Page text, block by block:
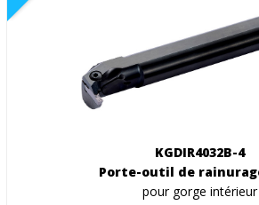
KGDIR4032B-4
Porte-outil de
pour gorge intérieur